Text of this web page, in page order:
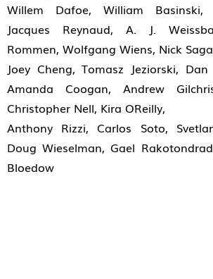
Willem Dafoe, William Basinski,
Jacques Reynaud, A. J.
Rommen, Wolfgang Wiens, Nick
Joey Cheng, Tomasz Jeziorski,
Amanda Coogan, Andrew
Christopher Nell, Kira O´Reilly,
Anthony Rizzi, Carlos Soto,
Doug Wieselman, Gael
Bloedow